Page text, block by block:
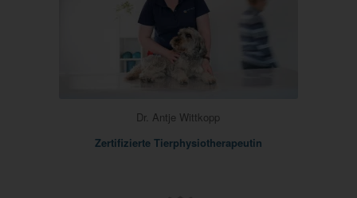
Dr. Antje Wittkopp
Zertifizierte Tierphysiotherapeutin